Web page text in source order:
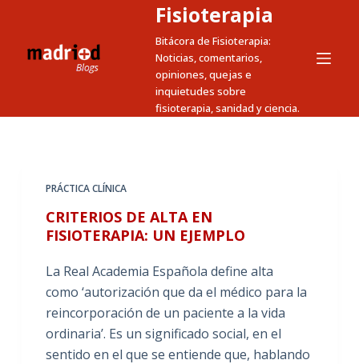
r
Fisioterapia
Bitácora de Fisioterapia:
Noticias, comentarios,
opiniones, quejas e
inquietudes sobre
fisioterapia, sanidad y ciencia.
PRÁCTICA CLÍNICA
CRITERIOS DE ALTA EN
FISIOTERAPIA: UN EJEMPLO
La Real Academia Española define alta
como ‘autorización que da el médico para la
reincorporación de un paciente a la vida
ordinaria’. Es un significado social, en el
sentido en el que se entiende que, hablando